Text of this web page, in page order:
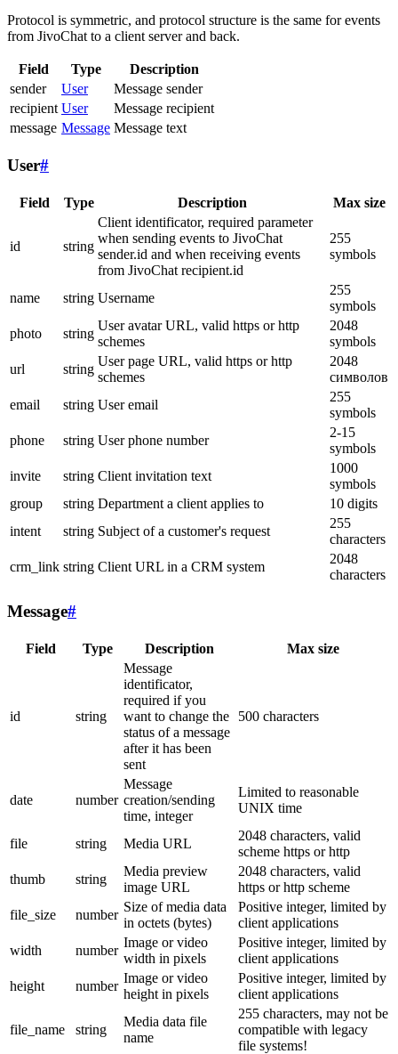
Protocol is symmetric, and protocol structure is the same for events
from JivoChat to a client server and back.
Field Type
Description
sender
User
Message sender
recipient User
Message recipient
message Message Message text
User#
Field Type Description Max size
id string
Client identificator, required parameter
when sending events to JivoChat
sender.id and when receiving events
from JivoChat recipient.id
255
symbols
name string Username
255
symbols
photo
string
User avatar URL, valid https or http
schemes
2048
symbols
url
string
User page URL, valid https or http
schemes
2048
символов
email
string User email
255
symbols
phone
string User phone number
2-15
symbols
invite
string Client invitation text
1000
symbols
group
string Department a client applies to
10 digits
intent
string Subject of a customer's request
255
characters
crm_link string Client URL in a CRM system
2048
characters
Message#
Field Type Description Max size
id string
Message
identificator,
required if you
want to change the
status of a message
after it has been
sent
500 characters
date number
Message
creation/sending
time, integer
Limited to reasonable
UNIX time
file string Media URL
2048 characters, valid
scheme https or http
thumb
string
Media preview
image URL
2048 characters, valid
https or http scheme
file_size
number
Size of media data
in octets (bytes)
Positive integer, limited by
client applications
width
number
Image or video
width in pixels
Positive integer, limited by
client applications
height
number
Image or video
height in pixels
Positive integer, limited by
client applications
file_name string
Media data file
name
255 characters, may not be
compatible with legacy
file systems!